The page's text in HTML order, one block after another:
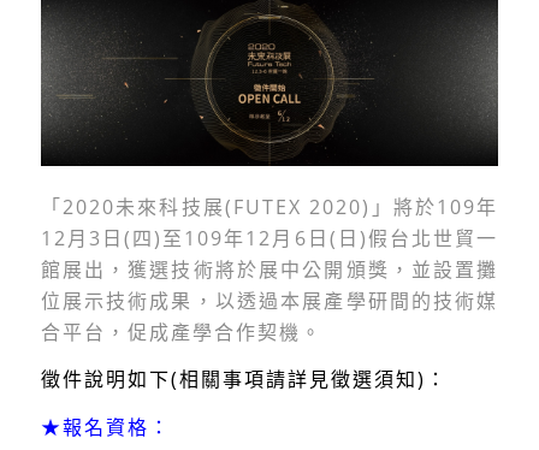
「2020未來科技展(FUTEX 2020)」將於109年
12月3日(四)至109年12月6日(日)假台北世貿一
館展出，獲選技術將於展中公開頒獎，並設置攤
位展示技術成果，以透過本展產學研間的技術媒
合平台，促成產學合作契機。
徵件說明如下(相關事項請詳見徵選須知)：
★報名資格：